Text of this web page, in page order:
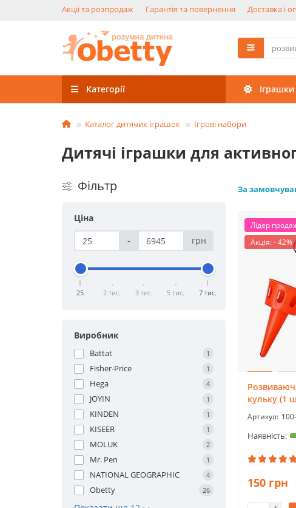
Акції та розпродаж Гарантія та повернення Доставка і
Категорії Іграшки
Каталог дитячих іграшок Ігрові набори
Дитячі іграшки для
Фільтр
Ціна
-
грн
25 2 тис. 3 тис. 5 тис. 7 тис.
Виробник
Battat 1
Fisher-Price 1
Hega 4
JOYIN 1
KINDEN 1
KISEER 1
MOLUK 2
Mr. Pen 1
NATIONAL GEOGRAPHIC 4
Obetty 26
За
Лідер
Акція: - 42%
кульку (1
150 грн